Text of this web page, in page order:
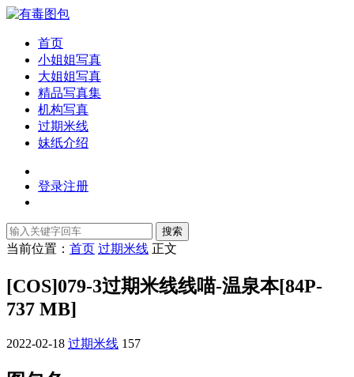
首页
小姐姐写真
大姐姐写真
精品写真集
机构写真
过期米线
妹纸介绍
登录注册
搜索
当前位置： 首页 过期米线 正文
[COS]079-3过期米线线喵-温泉本[84P-
737 MB]
2022-02-18 过期米线 157